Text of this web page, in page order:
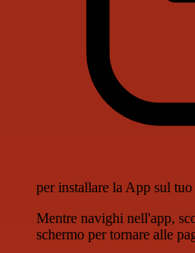
per installare la App sul
Mentre navighi nell'app,
schermo per tornare alle